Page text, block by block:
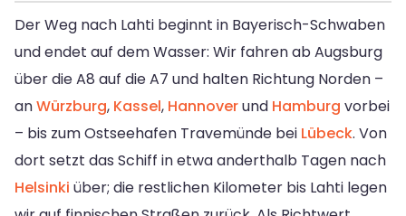
Der Weg nach Lahti beginnt in Bayerisch-Schwaben
und endet auf dem Wasser: Wir fahren ab Augsburg
über die A8 auf die A7 und halten Richtung Norden –
anWürzburg, Kassel, Hannoverund Hamburg vorbei
– bis zum Ostseehafen Travemünde bei Lübeck. Von
dort setzt das Schiff in etwa anderthalb Tagen nach
Helsinki über; die restlichen Kilometer bis Lahti legen